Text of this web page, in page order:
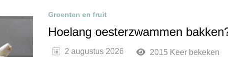
Groenten en fruit
Hoelang oesterzwammen
2 augustus 2026 2015 Keer bekeken